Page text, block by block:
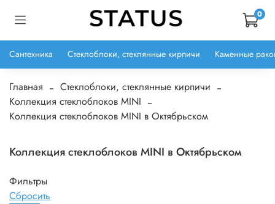
0
Сантехника Стеклоблоки, стеклянные кирпичи Каменные
Главная
Стеклоблоки, стеклянные кирпичи
Коллекция стеклоблоков MINI
Коллекция стеклоблоков MINI в Октябрьском
Коллекция стеклоблоков MINI в Октябрьском
Фильтры
Сбросить